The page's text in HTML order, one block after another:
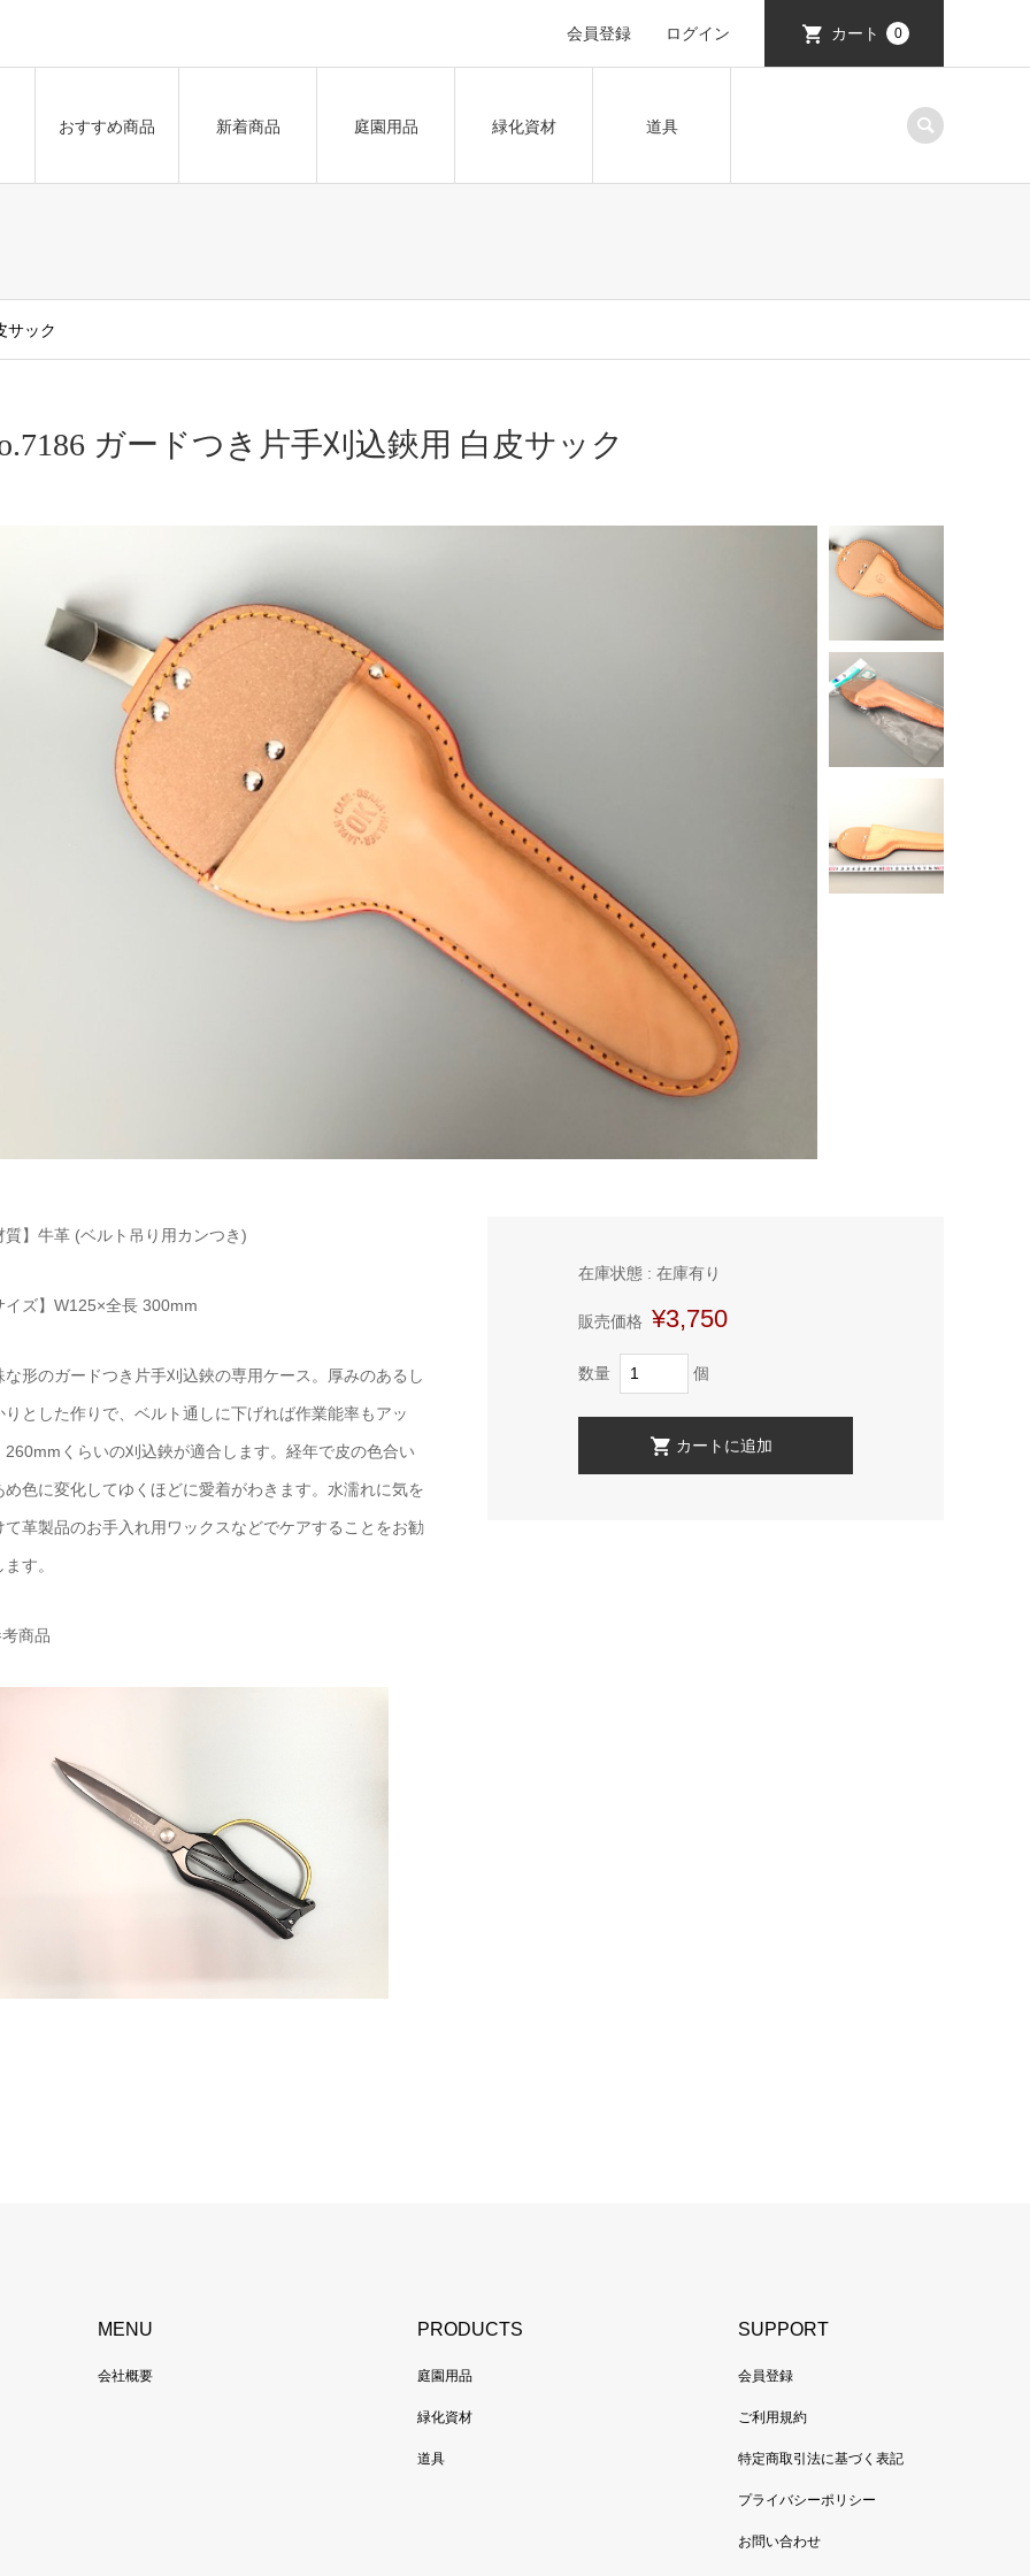
会員登録 ログイン カート 0
おすすめ商品 新着商品 庭園用品 緑化資材 道具
サック
ガードつき片手刈込鋏用 白皮サック
質】牛革 (ベルト吊り用カンつき)
イズ】W125×全長 300mm
な形のガードつき片手刈込鋏の専用ケース。厚みのあるし
りとした作りで、ベルト通しに下げれば作業能率もアッ
260mmくらいの刈込鋏が適合します。経年で皮の色合い
め色に変化してゆくほどに愛着がわきます。水濡れに気を
て革製品のお手入れ用ワックスなどでケアすることをお勧
す。
商品
在庫状態 : 在庫有り
販売価格 ¥3,750
数量 個
MENU
会社概要
PRODUCTS
庭園用品
緑化資材
道具
SUPPORT
会員登録
ご利用規約
特定商取引法に基づく表記
プライバシーポリシー
お問い合わせ